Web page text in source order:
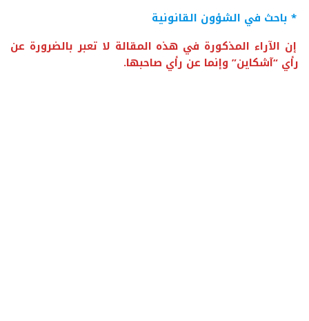
* باحث في الشؤون القانونية
إن الآراء المذكورة في هذه المقالة لا تعبر بالضرورة عن
رأي “آشكاين” وإنما عن رأي صاحبها.